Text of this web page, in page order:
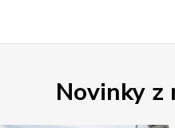
Novinky z